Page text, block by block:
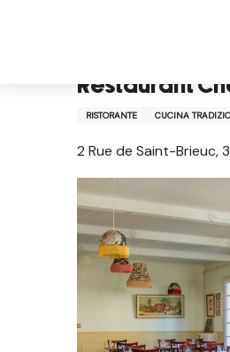
Restaurant
RISTORANTE CUCINA
2 Rue de Saint-Brieuc,